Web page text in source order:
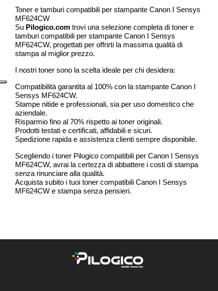
Toner e tamburi compatibili per stampante Canon I Sensys
MF624CW
Su Pilogico.com trovi una selezione completa di toner e
tamburi compatibili per stampante Canon I Sensys
MF624CW, progettati per offrirti la massima qualità di
stampa al miglior prezzo.
I nostri toner sono la scelta ideale per chi desidera:
Compatibilità garantita al 100% con la stampante Canon I
Sensys MF624CW.
Stampe nitide e professionali, sia per uso domestico che
aziendale.
Risparmio fino al 70% rispetto ai toner originali.
Prodotti testati e certificati, affidabili e sicuri.
Spedizione rapida e assistenza clienti sempre disponibile.
Scegliendo i toner Pilogico compatibili per Canon I Sensys
MF624CW, avrai la certezza di abbattere i costi di stampa
senza rinunciare alla qualità.
Acquista subito i tuoi toner compatibili Canon I Sensys
MF624CW e stampa senza pensieri.